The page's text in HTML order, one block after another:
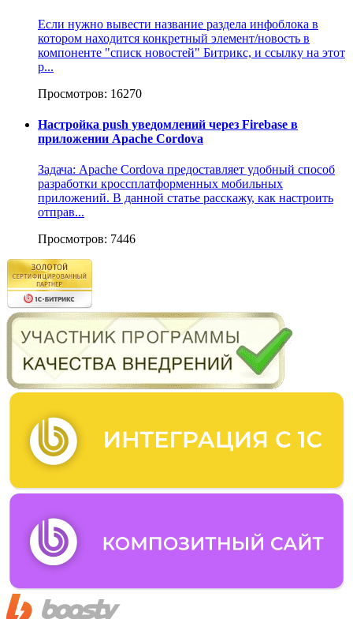
Если нужно вывести название раздела инфоблока в
котором находится конкретный элемент/новость в
компоненте "списк новостей" Битрикс, и ссылку на этот
р...
Просмотров: 16270
Настройка push уведомлений через Firebase в
приложении Apache Cordova
Задача: Apache Cordova предоставляет удобный способ
разработки кроссплатформенных мобильных
приложений. В данной статье расскажу, как настроить
отправ...
Просмотров: 7446